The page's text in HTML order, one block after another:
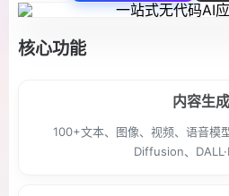
核心功能
内容生成
100+文本、图像、视频、语音模
Diffusion、